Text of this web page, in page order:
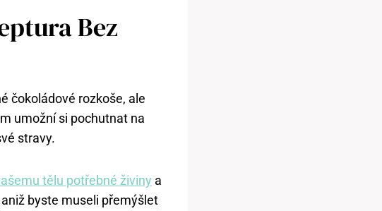
Bez
čokoládové rozkoše, ale
umožní si pochutnat na
stravy.
tělu potřebné živiny a
byste museli přemýšlet